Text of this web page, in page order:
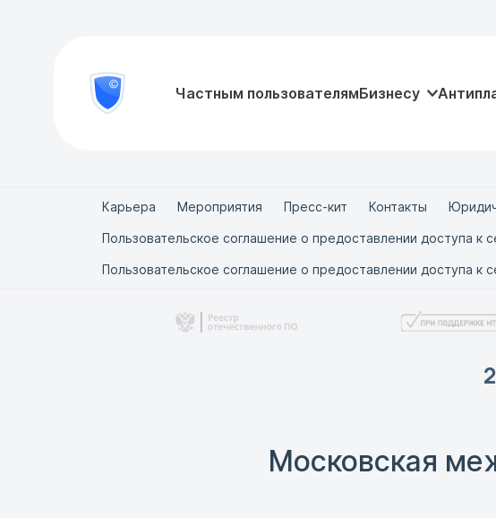
Проверить
Частным пользователямБизнесу
8
Карьера Мероприятия Пресс-кит Контакты
Пользовательское соглашение о предоставлении доступа к
Пользовательское соглашение о предоставлении доступа к
Московская